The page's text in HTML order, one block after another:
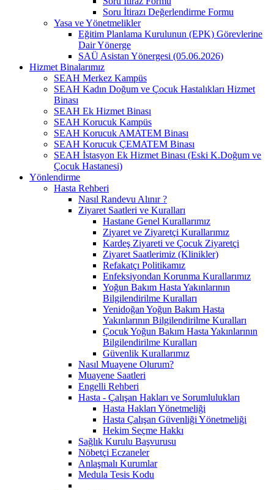
Soru İtirazı Değerlendirme Formu
Yasa ve Yönetmelikler
Eğitim Planlama Kurulunun (EPK) Görevlerine
Dair Yönerge
SAÜ Asistan Yönergesi (05.06.2026)
Hizmet Binalarımız
SEAH Merkez Kampüs
SEAH Kadın Doğum ve Çocuk Hastalıkları Hizmet
Binası
SEAH Ek Hizmet Binası
SEAH Korucuk Kampüs
SEAH Korucuk AMATEM Binası
SEAH Korucuk ÇEMATEM Binası
SEAH İstasyon Ek Hizmet Binası (Eski K.Doğum ve
Çocuk Hastanesi)
Yönlendirme
Hasta Rehberi
Nasıl Randevu Alınır ?
Ziyaret Saatleri ve Kuralları
Hastane Genel Kurallarımız
Ziyaret ve Ziyaretçi Kurallarımız
Kardeş Ziyareti ve Çocuk Ziyaretçi
Ziyaret Saatlerimiz (Klinikler)
Refakatçı Politikamız
Enfeksiyondan Korunma Kurallarımız
Yoğun Bakım Hasta Yakınlarının
Bilgilendirilme Kuralları
Yenidoğan Yoğun Bakım Hasta
Yakınlarının Bilgilendirilme Kuralları
Çocuk Yoğun Bakım Hasta Yakınlarının
Bilgilendirilme Kuralları
Güvenlik Kurallarımız
Nasıl Muayene Olurum?
Muayene Saatleri
Engelli Rehberi
Hasta - Çalışan Hakları ve Sorumlulukları
Hasta Hakları Yönetmeliği
Hasta Çalışan Güvenliği Yönetmeliği
Hekim Seçme Hakkı
Sağlık Kurulu Başvurusu
Nöbetçi Eczaneler
Anlaşmalı Kurumlar
Medula Tesis Kodu